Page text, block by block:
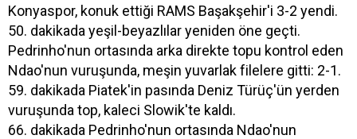
Konyaspor, konuk ettiği RAMS Başakşehir'i 3-2 yendi.
50. dakikada yeşil-beyazlılar yeniden öne geçti.
Pedrinho'nun ortasında arka direkte topu kontrol eden
Ndao'nun vuruşunda, meşin yuvarlak filelere gitti: 2-1.
59. dakikada Piatek'in pasında Deniz Türüç'ün yerden
vuruşunda top, kaleci Slowik'te kaldı.
66. dakikada Pedrinho'nun ortasında Ndao'nun